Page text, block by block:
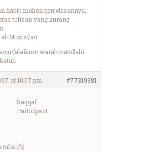
habib mohon penjelasannya.
tulisan yang kurang
Musta\’an
warahmatullahi
at 10:07 pm #77319381
Saqqaf
Participant
tulis:[/b]